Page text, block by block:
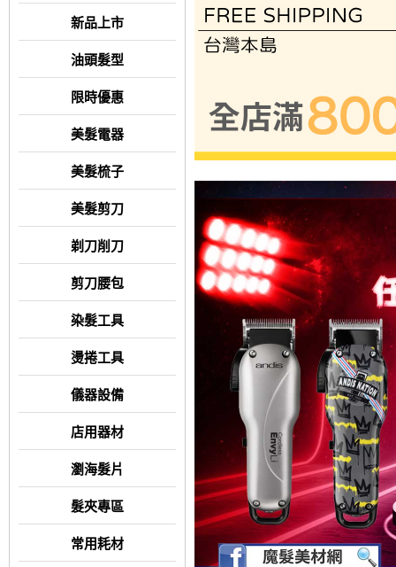
新品上市
油頭髮型
限時優惠
美髮電器
美髮梳子
美髮剪刀
剃刀削刀
剪刀腰包
染髮工具
燙捲工具
儀器設備
店用器材
瀏海髮片
髮夾專區
常用耗材